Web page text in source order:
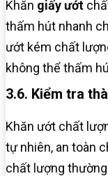
Khăn giấy ướt
thấm hút nhanh
ướt kém chất
không thể thấm
3.6. Kiểm tra
Khăn ướt chất
tự nhiên, an toàn
chất lượng